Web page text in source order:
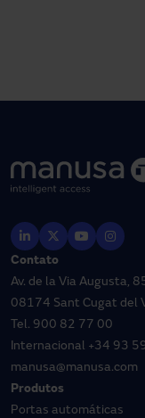
Contato
Av. de la Via Augusta,
08174 Sant Cugat del
Tel. 900 82 77 00
Internacional +34 93
manusa@manusa.com
Produtos
Portas automáticas